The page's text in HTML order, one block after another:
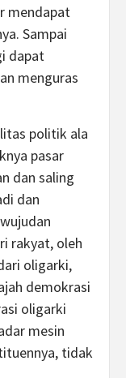
mendapat
Sampai
dapat
menguras
politik ala
pasar
dan saling
dan
rakyat, oleh
oligarki,
demokrasi
oligarki
mesin
tidak